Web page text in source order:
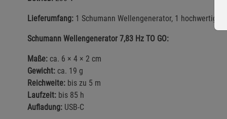
Lieferumfang: 1 Schumann Wellengenerator, 1 hochwertige
Schumann Wellengenerator 7,83 Hz TO GO:
Maße: ca. 6 × 4 × 2 cm
Gewicht: ca. 19 g
Reichweite: bis zu 5 m
Laufzeit: bis 85 h
Aufladung: USB-C